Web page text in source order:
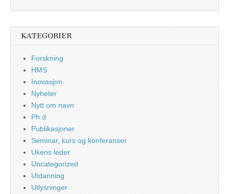
KATEGORIER
Forskning
HMS
Inovasjon
Nyheter
Nytt om navn
Ph.d
Publikasjoner
Seminar, kurs og konferanser
Ukens leder
Uncategorized
Utdanning
Utlysninger